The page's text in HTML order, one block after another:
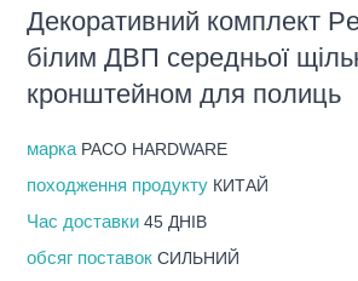
Декоративний комплект
білим ДВП середньої
кронштейном для полиць
марка PACO HARDWARE
походження продукту КИТАЙ
Час доставки45 ДНІВ
обсяг поставокСИЛЬНИЙ